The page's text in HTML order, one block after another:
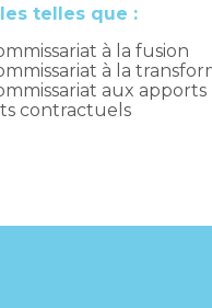
telles que :
à la fusion
à la
aux apports
contractuels